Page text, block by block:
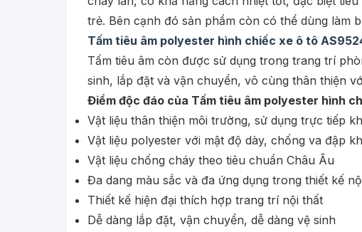
trẻ. Bên cạnh đó sản phẩm còn có thể dùng làm
Tấm tiêu âm polyester hình chiếc xe ô tô
Tấm tiêu âm còn được sử dụng trong trang trí
sinh, lắp đặt và vận chuyển, vô cùng thân thiện
Điểm độc đáo của Tấm tiêu âm polyester hình
Vật liệu thân thiện môi trường, sử dụng trực tiếp
Vật liệu polyester với mật độ dày, chống va đập
Vật liệu chống cháy theo tiêu chuẩn Châu Âu
Đa dang màu sắc và đa ứng dụng trong thiết kế
Thiết kế hiện đại thích hợp trang trí nội thất
Dễ dàng lắp đặt, vận chuyển, dễ dàng vệ sinh